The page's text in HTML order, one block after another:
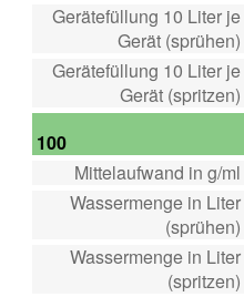
Gerätefüllung 10 Liter je
Gerät (sprühen)
Gerätefüllung 10 Liter je
Gerät (spritzen)
100
Mittelaufwand in g/ml
Wassermenge in Liter
(sprühen)
Wassermenge in Liter
(spritzen)